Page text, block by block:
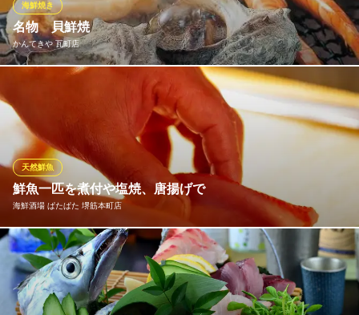
名物 貝鮮焼
かんてきや 瓦町店
海鮮焼き
漁師達が漁港で、獲れたての超新鮮魚貝をそのまま「かんてき
（七輪）」で焼く！正にそれを再現したものが【名物貝鮮焼】で
す。 活きた貝や車海老、身がプリプリの蟹などを目の前の「かん
てき」を囲んで楽しく焼いていただく豪快かつ賑やかな漁師料理
です。それだけに素材の新鮮さにこだわり続けています！
※こちらは夜のみのこだわりです。
海鮮炭火焼居酒屋
大阪メトロ御堂筋線本町駅1番出口 徒歩5分
大阪府大阪市中央区瓦町3-2-7 グリーンビル
鮮魚一匹を煮付や塩焼、唐揚げで
海鮮酒場 ぱたぱた 堺筋本町店
天然鮮魚
新鮮な魚介類を海鮮桶にのせてテーブルまでお持ちします。店長
が今日のおすすめの魚を煮魚・焼き魚・唐揚で提案致します ので
是非御注文下さい！1匹880円～の、これ以上ないお値打ちにてご
提供いたします。 魚の美味しさを知り尽くした、ぱたぱたにおま